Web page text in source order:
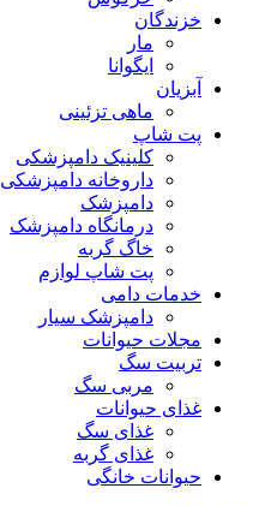
خزندگان
مار
ایگوانا
آبزیان
ماهی تزئینی
پت شاپ
کلینیک دامپزشکی
داروخانه دامپزشکی
دامپزشک
درمانگاه دامپزشک
خاگ گربه
پت شاپ لوازم
خدمات دامی
دامپزشک سیار
مجلات حیوانات
تربیت سگ
مربی سگ
غذای حیوانات
غذای سگ
غذای گربه
حیوانات خانگی